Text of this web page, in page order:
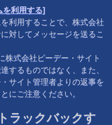
を利用する]
利用することで、株式会社
対してメッセージを送るこ
株式会社ピーデー・サイト
するものではなく、また、
サイト管理者よりの返事を
にご注意ください。
ラックバックす